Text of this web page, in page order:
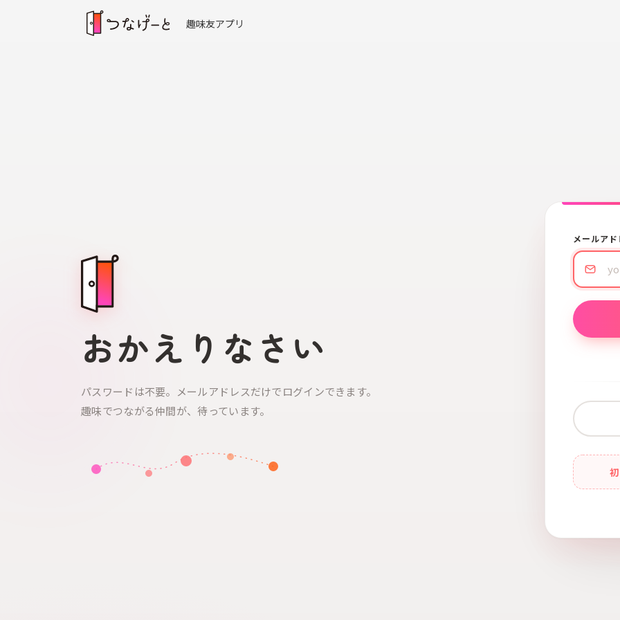
趣味友アプリ
おかえりなさい
パスワードは不要。メールアドレスだけでログインできます。
趣味でつながる仲間が、待っています。
メールア